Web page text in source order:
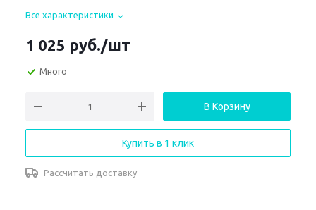
Все характеристики
1 025 руб./шт
Много
В Корзину
Купить в 1 клик
Рассчитать доставку